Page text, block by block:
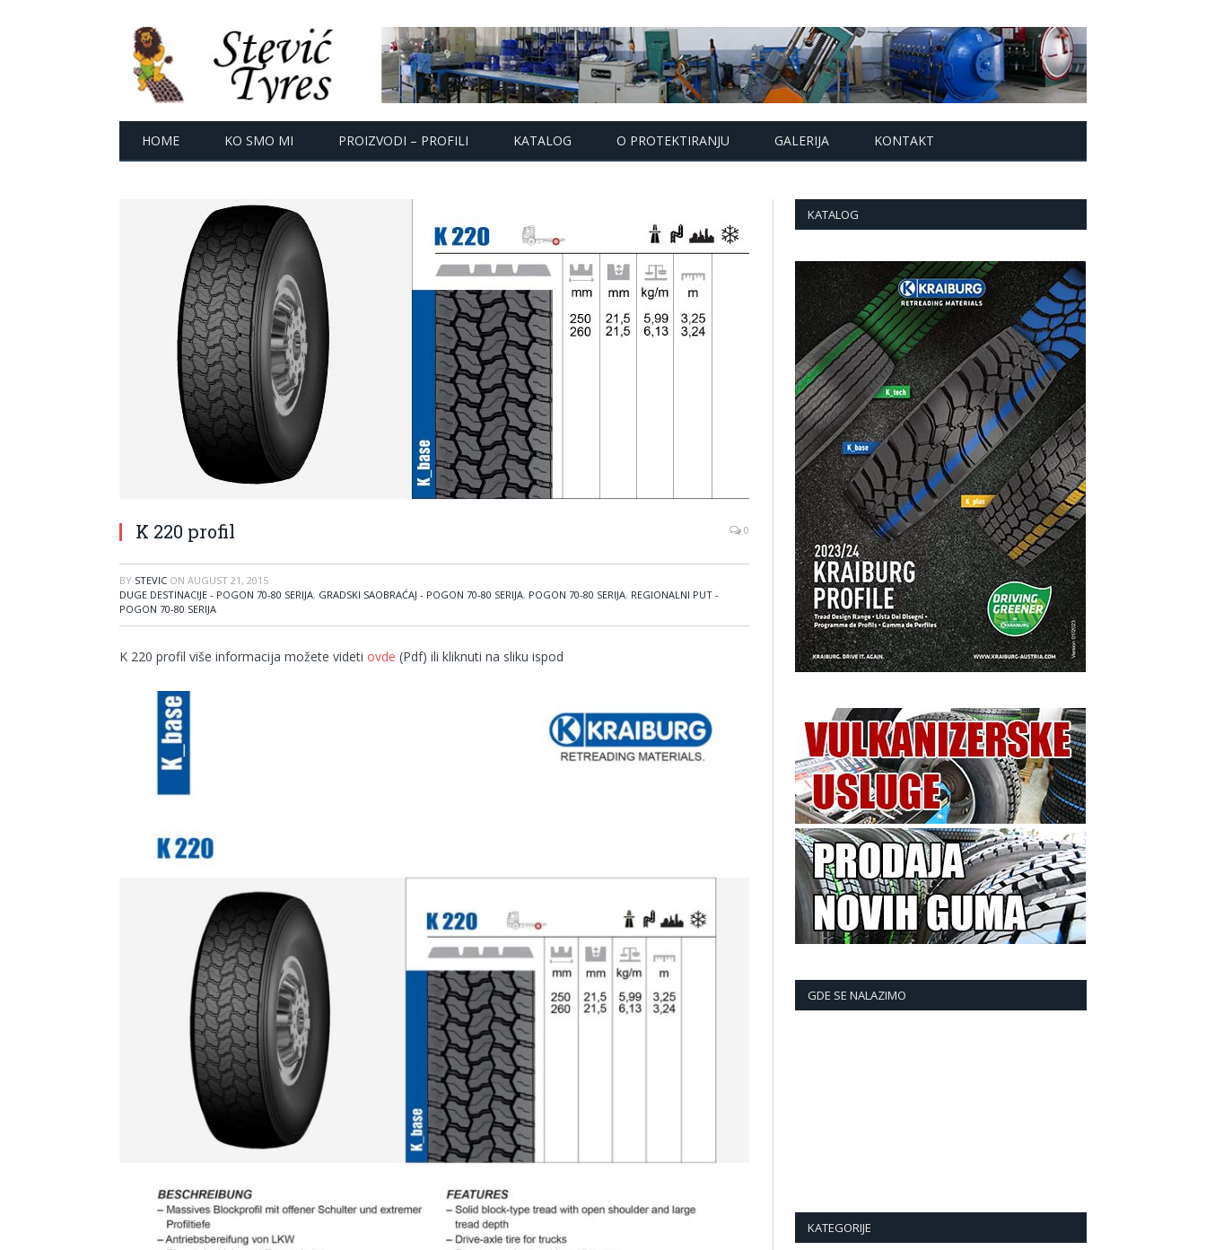
HOME KO SMO MI PROIZVODI – PROFILI KATALOG O PROTEKTIRANJU GALERIJA KONTAKT
K 220 profil 0
BY STEVIC ON AUGUST 21, 2015
DUGE DESTINACIJE - POGON 70-80 SERIJA, GRADSKI SAOBRAĆAJ - POGON 70-80 SERIJA, POGON 70-80 SERIJA, REGIONALNI PUT -
POGON 70-80 SERIJA
K 220 profil više informacija možete videti ovde (Pdf) ili kliknuti na sliku ispod
KATALOG
GDE SE NALAZIMO
KATEGORIJE